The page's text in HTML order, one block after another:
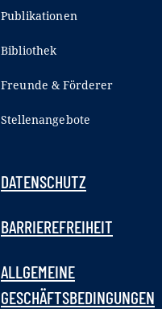
Publikationen
Bibliothek
Freunde & Förderer
Stellenangebote
DATENSCHUTZ
BARRIEREFREIHEIT
ALLGEMEINE
GESCHÄFTSBEDINGUNGEN